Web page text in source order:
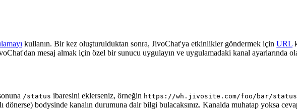
kullanın. Bir kez oluşturulduktan sonra, JivoChat'ya etkinlikler göndermek için URL
mesaj almak için özel bir sunucu uygulayın ve uygulamadaki kanal ayarlarında
/status ibaresini eklerseniz, örneğin https://wh.jivosite.com/foo/bar/status
dönerse) bodysinde kanalın durumuna dair bilgi bulacaksınız. Kanalda muhatap yoksa